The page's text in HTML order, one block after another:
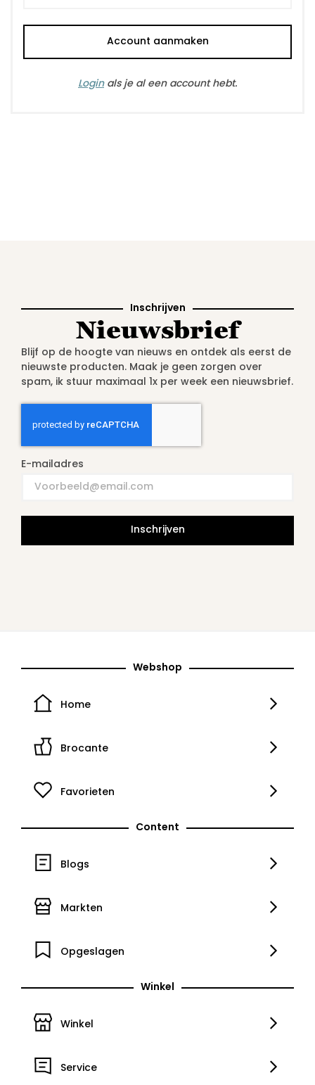
Account aanmaken
Loginals je al een account hebt.
Inschrijven
Nieuwsbrief
Blijf op de hoogte van nieuws en ontdek als eerst de
nieuwste producten. Maak je geen zorgen over
spam, ik stuur maximaal 1x per week een nieuwsbrief.
E-mailadres
Inschrijven
Webshop
Home
Brocante
Favorieten
Content
Blogs
Markten
Opgeslagen
Winkel
Winkel
Service